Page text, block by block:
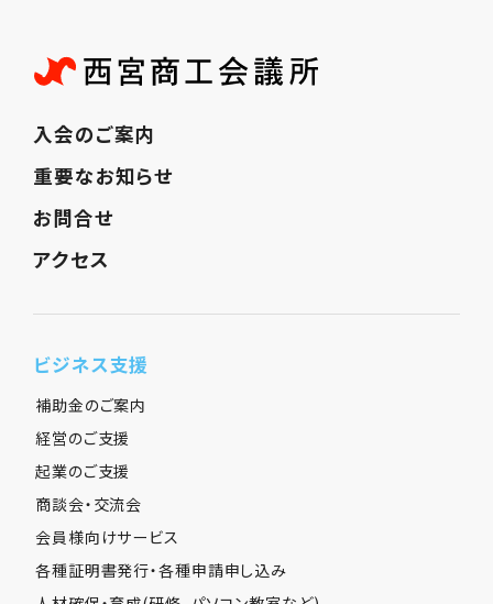
入会のご案内
重要なお知らせ
お問合せ
アクセス
ビジネス支援
補助金のご案内
経営のご支援
起業のご支援
商談会・交流会
会員様向けサービス
各種証明書発行・各種申請申し込み